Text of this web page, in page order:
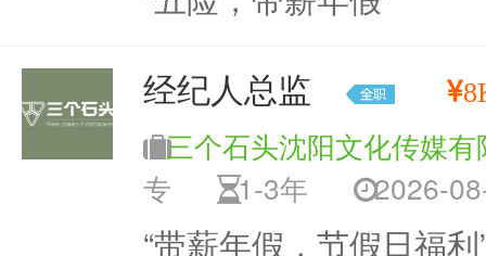
经纪人总监
三个石头沈阳文化传媒有
专
1-3年 2026-
“带薪年假，节假日福利